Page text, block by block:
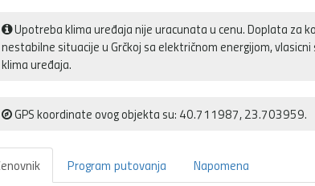
Upotreba klima uređaja nije uracunata u cenu. Doplata za
nestabilne situacije u Grčkoj sa električnom energijom,
klima uređaja.
GPS koordinate ovog objekta su: 40.711987, 23.703959.
Program putovanja Napomena